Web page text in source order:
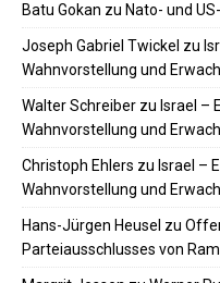
Batu Gokan zu Nato- und
Joseph Gabriel Twickel zu
Wahnvorstellung und
Walter Schreiber zu Israel –
Wahnvorstellung und
Christoph Ehlers zu Israel –
Wahnvorstellung und
Hans-Jürgen Heusel zu
Parteiausschlusses von